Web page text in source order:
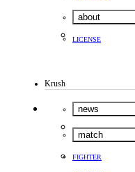
about
LICENSE
Krush
news
match
FIGHTER